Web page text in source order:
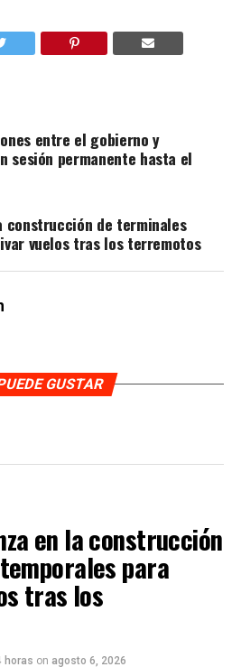
entre el gobierno y
sesión permanente hasta el
construcción de terminales
vuelos tras los terremotos
GUSTAR
en la construcción
para
tras los
horas on agosto 6, 2026